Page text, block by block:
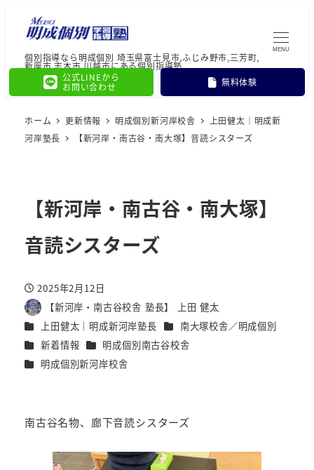
個別指導なら明成個別 埼玉県富士見市,ふじみ野市,三芳町,
新座市,志木市,川越市にある個別指導塾
公式LINEから
お問い合わせ
無料体験
MENU
ホーム 更新情報 明成個別新河岸校舎
上田健太｜明成新
河岸塾長
【新河岸・南古谷・南大塚】音読シスターズ
【新河岸・南古谷・南大塚】
音読シスターズ
投稿日
2025年2月12日
著
者
【新河岸・南古谷校舎 塾長】 上田 健太
カテゴリー
上田健太｜明成新河岸塾長 カテゴリー
南大塚校舎／明成個別
カテゴリー
新着情報 カテゴリー
明成個別南古谷校舎
カテゴリー
明成個別新河岸校舎
南古谷名物、廊下音読シスターズ